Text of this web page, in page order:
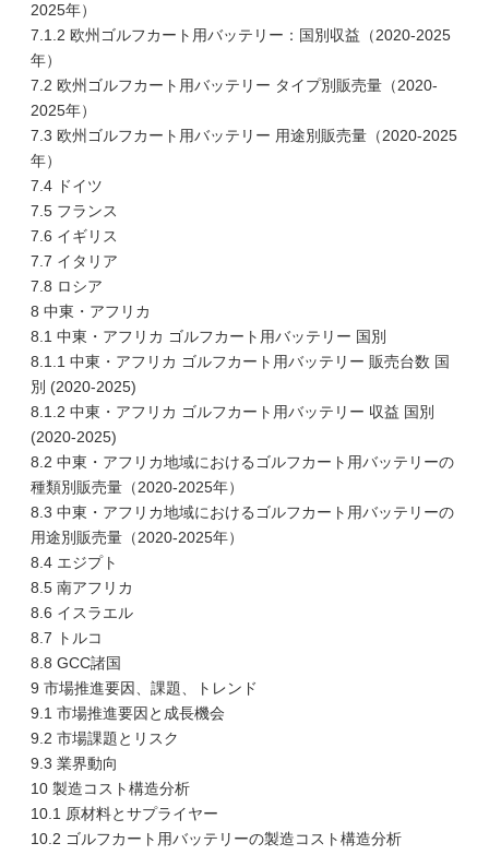
2025年）
7.1.2 欧州ゴルフカート用バッテリー：国別収益（2020-2025
年）
7.2 欧州ゴルフカート用バッテリー タイプ別販売量（2020-
2025年）
7.3 欧州ゴルフカート用バッテリー 用途別販売量（2020-2025
年）
7.4 ドイツ
7.5 フランス
7.6 イギリス
7.7 イタリア
7.8 ロシア
8 中東・アフリカ
8.1 中東・アフリカ ゴルフカート用バッテリー 国別
8.1.1 中東・アフリカ ゴルフカート用バッテリー 販売台数 国
別 (2020-2025)
8.1.2 中東・アフリカ ゴルフカート用バッテリー 収益 国別
(2020-2025)
8.2 中東・アフリカ地域におけるゴルフカート用バッテリーの
種類別販売量（2020-2025年）
8.3 中東・アフリカ地域におけるゴルフカート用バッテリーの
用途別販売量（2020-2025年）
8.4 エジプト
8.5 南アフリカ
8.6 イスラエル
8.7 トルコ
8.8 GCC諸国
9 市場推進要因、課題、トレンド
9.1 市場推進要因と成長機会
9.2 市場課題とリスク
9.3 業界動向
10 製造コスト構造分析
10.1 原材料とサプライヤー
10.2 ゴルフカート用バッテリーの製造コスト構造分析